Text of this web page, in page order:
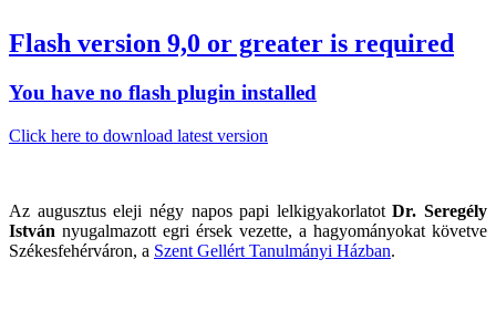
Flash version 9,0 or greater is required
You have no flash plugin installed
Click here to download latest version
Az augusztus eleji négy napos papi lelkigyakorlatotDr. Seregély
István nyugalmazott egri érsek vezette, a hagyományokat követve
Székesfehérváron, a Szent Gellért Tanulmányi Házban.